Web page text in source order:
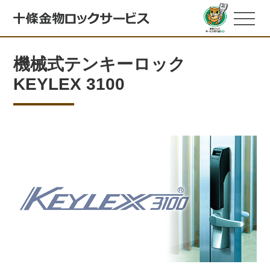
機械式テンキーロック
KEYLEX 3100